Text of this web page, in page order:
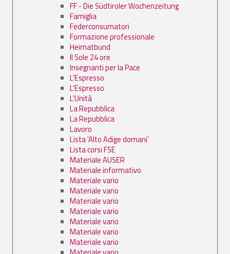
FF - Die Südtiroler Wochenzeitung
Famiglia
Federconsumatori
Formazione professionale
Heimatbund
Il Sole 24 ore
Insegnanti per la Pace
L'Espresso
L'Espresso
L'Unità
La Repubblica
La Repubblica
Lavoro
Lista 'Alto Adige domani'
Lista corsi FSE
Materiale AUSER
Materiale informativo
Materiale vario
Materiale vario
Materiale vario
Materiale vario
Materiale vario
Materiale vario
Materiale vario